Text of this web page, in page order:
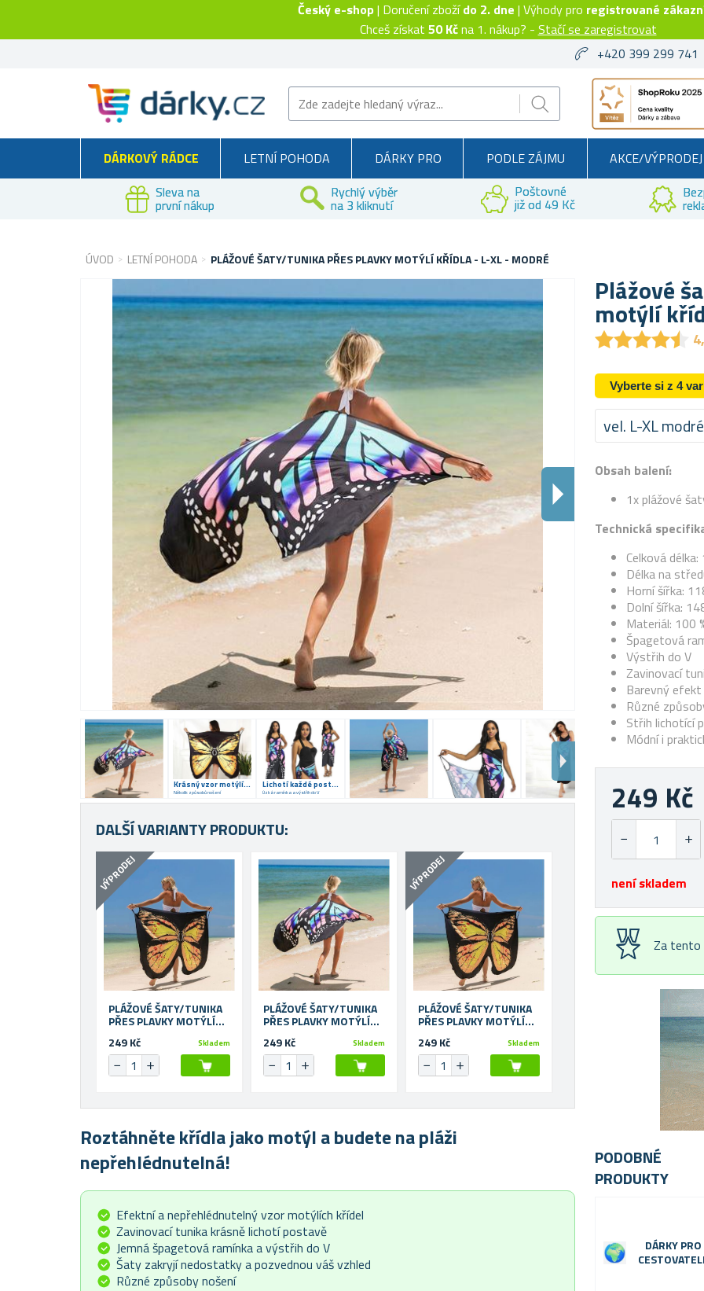
Český e-shop| Doručení zbožído 2. dne | Výhody pro registrované
Chceš získat 50 Kčna 1. nákup? - Stačí se zaregistrovat
+420 399 299 741
DÁRKOVÝ RÁDCE LETNÍ POHODA DÁRKY PRO PODLE ZÁJMU AKCE/VÝPRODEJ
Sleva na
první nákup
Rychlý výběr
na 3 kliknutí
Poštovné
již od 49 Kč
ÚVOD LETNÍ POHODA PLÁŽOVÉ ŠATY/TUNIKA PŘES PLAVKY MOTÝLÍ KŘÍDLA - L-XL - MODRÉ
Plážové
motýlí
★★★★★
★★★★★
Krásný vzor motýlích křídel
Několik způsobů nošení
Lichotí každé postavě
Úzká ramínka a výstřih do V
Vyberte si z 4
vel. L-XL modré
Obsah balení:
1x plážové
Technická
Celková
Délka na
Horní šířka:
Dolní šířka:
Materiál: 100
Špagetová
Výstřih do V
Zavinovací
Barevný
Různé
Střih lichotící
Módní i
249 Kč
není skladem
Za tento
DALŠÍ VARIANTY PRODUKTU:
VÝPRODEJ
PLÁŽOVÉ ŠATY/TUNIKA
PŘES PLAVKY MOTÝLÍ
249 Kč Skladem
PLÁŽOVÉ ŠATY/TUNIKA
PŘES PLAVKY MOTÝLÍ
249 Kč Skladem
VÝPRODEJ
PLÁŽOVÉ ŠATY/TUNIKA
PŘES PLAVKY MOTÝLÍ
249 Kč Skladem
Roztáhněte křídla jako motýl a budete na pláži
nepřehlédnutelná!
Efektní a nepřehlédnutelný vzor motýlích křídel
Zavinovací tunika krásně lichotí postavě
Jemná špagetová ramínka a výstřih do V
Šaty zakryjí nedostatky a pozvednou váš vzhled
Různé způsoby nošení
PODOBNÉ
PRODUKTY
DÁRKY PRO